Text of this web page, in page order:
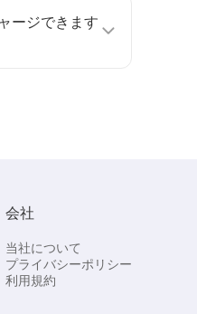
降）。詳しくは
ージできます
会社
当社について
プライバシーポリシー
利用規約